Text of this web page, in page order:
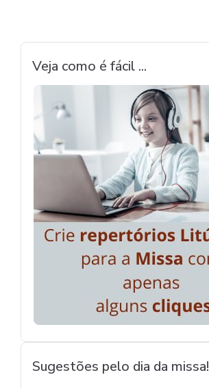
Veja como é fácil ...
Sugestões pelo dia da missa!